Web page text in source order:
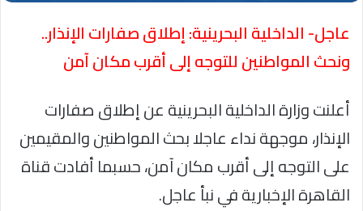
عاجل- الداخلية البحرينية: إطلاق صفارات الإنذار..
ونحث المواطنين للتوجه إلى أقرب مكان آمن
أعلنت وزارة الداخلية البحرينية عن إطلاق صفارات
الإنذار، موجهة نداء عاجلا بحث المواطنين والمقيمين
على التوجه إلى أقرب مكان آمن، حسبما أفادت قناة
القاهرة الإخبارية في نبأ عاجل.